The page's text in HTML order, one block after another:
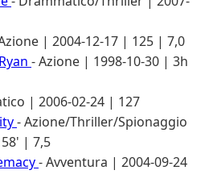
| 2004-12-17 | 125 | 7,0
- Azione | 1998-10-30 | 3h
| 2006-02-24 | 127
- Azione/Thriller/Spionaggio
| 7,5
- Avventura | 2004-09-24